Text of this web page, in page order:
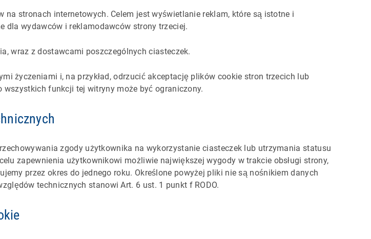
na stronach internetowych. Celem jest wyświetlanie reklam, które są istotne i
dla wydawców i reklamodawców strony trzeciej.
wraz z dostawcami poszczególnych ciasteczek.
życzeniami i, na przykład, odrzucić akceptację plików cookie stron trzecich lub
funkcji tej witryny może być ograniczony.
zgody użytkownika na wykorzystanie ciasteczek lub utrzymania statusu
zapewnienia użytkownikowi możliwie największej wygody w trakcie obsługi strony,
przez okres do jednego roku. Określone powyżej pliki nie są nośnikiem danych
technicznych stanowi Art. 6 ust. 1 punkt f RODO.